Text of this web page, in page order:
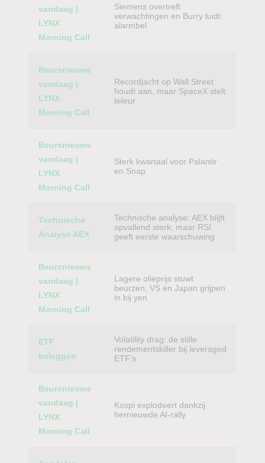
vandaag |
LYNX
Morning Call
Siemens overtreft
verwachtingen en Burry luidt
alarmbel
Beursnieuws
vandaag |
LYNX
Morning Call
Recordjacht op Wall Street
houdt aan, maar SpaceX stelt
teleur
Beursnieuws
vandaag |
LYNX
Morning Call
Sterk kwartaal voor Palantir
en Snap
Technische
Analyse AEX
Technische analyse: AEX blijft
opvallend sterk, maar RSI
geeft eerste waarschuwing
Beursnieuws
vandaag |
LYNX
Morning Call
Lagere olieprijs stuwt
beurzen, VS en Japan grijpen
in bij yen
ETF
beleggen
Volatility drag: de stille
rendementskiller bij leveraged
ETF’s
Beursnieuws
vandaag |
LYNX
Morning Call
Kospi explodeert dankzij
hernieuwde AI-rally